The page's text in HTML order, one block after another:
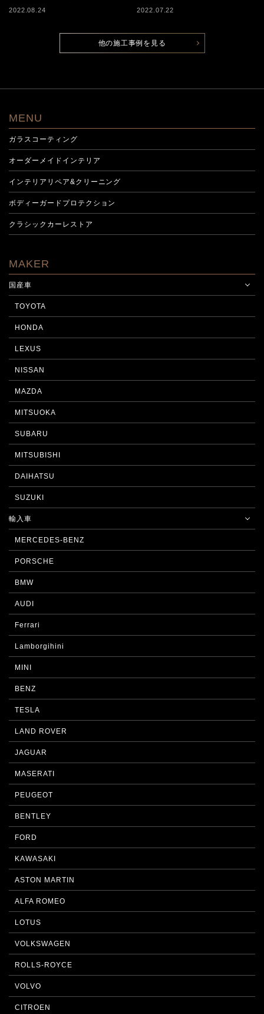
2022.08.24 2022.07.22
他の施工事例を見る
MENU
ガラスコーティング
オーダーメイドインテリア
インテリアリペア&クリーニング
ボディーガードプロテクション
クラシックカーレストア
MAKER
国産車
TOYOTA
HONDA
LEXUS
NISSAN
MAZDA
MITSUOKA
SUBARU
MITSUBISHI
DAIHATSU
SUZUKI
輸入車
MERCEDES-BENZ
PORSCHE
BMW
AUDI
Ferrari
Lamborgihini
MINI
BENZ
TESLA
LAND ROVER
JAGUAR
MASERATI
PEUGEOT
BENTLEY
FORD
KAWASAKI
ASTON MARTIN
ALFA ROMEO
LOTUS
VOLKSWAGEN
ROLLS-ROYCE
VOLVO
CITROEN